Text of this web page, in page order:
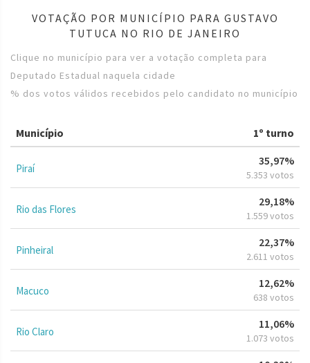
VOTAÇÃO POR MUNICÍPIO PARA GUSTAVO
TUTUCA NO RIO DE JANEIRO
Clique no município para ver a votação completa para
Deputado Estadual naquela cidade
% dos votos válidos recebidos pelo candidato no município
Município 1º turno
Piraí
35,97%
5.353 votos
Rio das Flores
29,18%
1.559 votos
Pinheiral
22,37%
2.611 votos
Macuco
12,62%
638 votos
Rio Claro
11,06%
1.073 votos